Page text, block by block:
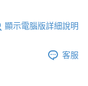
顯示電腦版詳細說明
客服